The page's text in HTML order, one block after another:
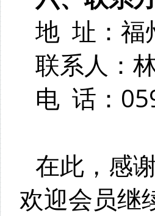
地 址：福
联系人
电 话：
在此，感
欢迎会员继